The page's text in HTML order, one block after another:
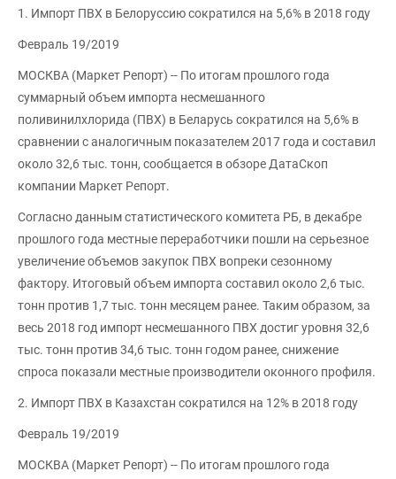
1. Импорт ПВХ в Белоруссию сократился на 5,6% в 2018 году
Февраль 19/2019
МОСКВА (Маркет Репорт) -- По итогам прошлого года
суммарный объем импорта несмешанного
поливинилхлорида (ПВХ) в Беларусь сократился на 5,6% в
сравнении с аналогичным показателем 2017 года и составил
около 32,6 тыс. тонн, сообщается в обзоре ДатаСкоп
компании Маркет Репорт.
Согласно данным статистического комитета РБ, в декабре
прошлого года местные переработчики пошли на серьезное
увеличение объемов закупок ПВХ вопреки сезонному
фактору. Итоговый объем импорта составил около 2,6 тыс.
тонн против 1,7 тыс. тонн месяцем ранее. Таким образом, за
весь 2018 год импорт несмешанного ПВХ достиг уровня 32,6
тыс. тонн против 34,6 тыс. тонн годом ранее, снижение
спроса показали местные производители оконного профиля.
2. Импорт ПВХ в Казахстан сократился на 12% в 2018 году
Февраль 19/2019
МОСКВА (Маркет Репорт) -- По итогам прошлого года